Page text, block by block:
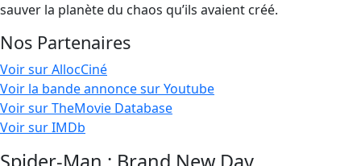
sauver la planète du chaos qu’ils avaient créé.
Nos Partenaires
Voir sur AllocCiné
Voir la bande annonce sur Youtube
Voir sur TheMovie Database
Voir sur IMDb